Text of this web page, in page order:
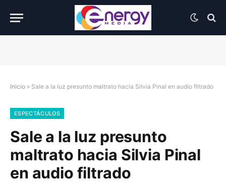
Inicio » Sale a la luz presunto maltrato hacia Silvia Pinal en audio filtrado
ESPECTÁCULOS
Sale a la luz presunto
maltrato hacia Silvia Pinal
en audio filtrado